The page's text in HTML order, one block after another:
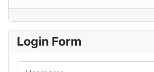
Login Form